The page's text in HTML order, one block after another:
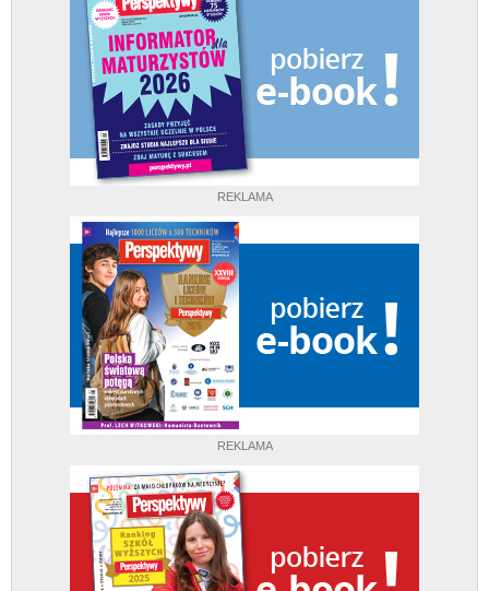
REKLAMA
REKLAMA